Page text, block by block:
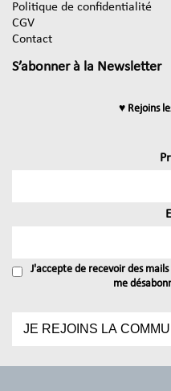
Politique de confidentialité
CGV
Contact
S’abonner à la Newsletter
♥ Rejoins
J'accepte de recevoir des
me